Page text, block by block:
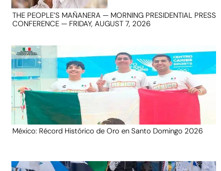
THE PEOPLE’S MAÑANERA — MORNING PRESIDENTIAL PRESS
CONFERENCE — FRIDAY, AUGUST 7, 2026
México: Récord Histórico de Oro en Santo Domingo 2026